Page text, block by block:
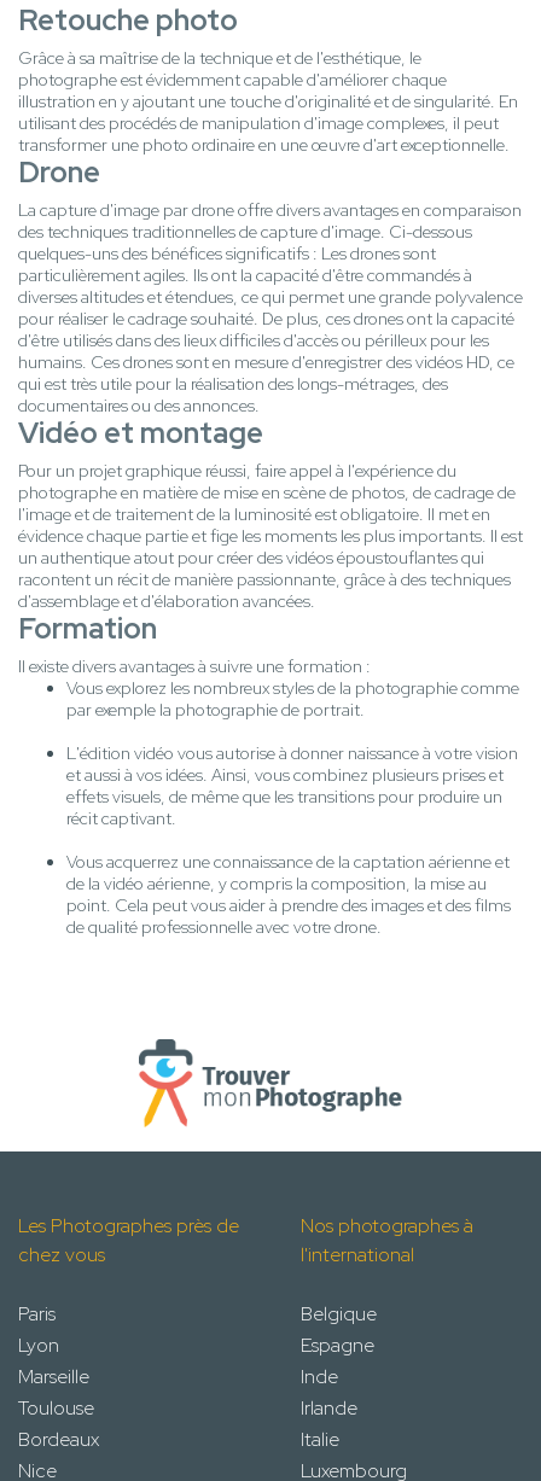
Retouche photo
Grâce à sa maîtrise de la technique et de l'esthétique, le
photographe est évidemment capable d'améliorer chaque
illustration en y ajoutant une touche d'originalité et de singularité. En
utilisant des procédés de manipulation d'image complexes, il peut
transformer une photo ordinaire en une œuvre d'art exceptionnelle.
Drone
La capture d'image par drone offre divers avantages en comparaison
des techniques traditionnelles de capture d'image. Ci-dessous
quelques-uns des bénéfices significatifs : Les drones sont
particulièrement agiles. Ils ont la capacité d'être commandés à
diverses altitudes et étendues, ce qui permet une grande polyvalence
pour réaliser le cadrage souhaité. De plus, ces drones ont la capacité
d'être utilisés dans des lieux difficiles d'accès ou périlleux pour les
humains. Ces drones sont en mesure d'enregistrer des vidéos HD, ce
qui est très utile pour la réalisation des longs-métrages, des
documentaires ou des annonces.
Vidéo et montage
Pour un projet graphique réussi, faire appel à l'expérience du
photographe en matière de mise en scène de photos, de cadrage de
l'image et de traitement de la luminosité est obligatoire. Il met en
évidence chaque partie et fige les moments les plus importants. Il est
un authentique atout pour créer des vidéos époustouflantes qui
racontent un récit de manière passionnante, grâce à des techniques
d'assemblage et d'élaboration avancées.
Formation
Il existe divers avantages à suivre une formation :
Vous explorez les nombreux styles de la photographie comme
par exemple la photographie de portrait.
L'édition vidéo vous autorise à donner naissance à votre vision
et aussi à vos idées. Ainsi, vous combinez plusieurs prises et
effets visuels, de même que les transitions pour produire un
récit captivant.
Vous acquerrez une connaissance de la captation aérienne et
de la vidéo aérienne, y compris la composition, la mise au
point. Cela peut vous aider à prendre des images et des films
de qualité professionnelle avec votre drone.
Les Photographes près de
chez vous
Paris
Lyon
Marseille
Toulouse
Bordeaux
Nice
Nos photographes à
l'international
Belgique
Espagne
Inde
Irlande
Italie
Luxembourg